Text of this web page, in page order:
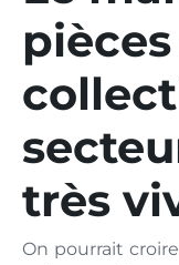
très
On pourrait